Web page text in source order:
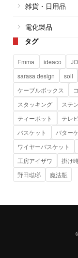
雑貨・日用品
電化製品
タグ
Emma ideaco
sarasa design
soil
ケーブルボックス
スタッキング
ステ
ティーポット
テレ
バスケット
バター
ワイヤーバスケット
工房アイザワ
掛け
野田琺瑯
魔法瓶